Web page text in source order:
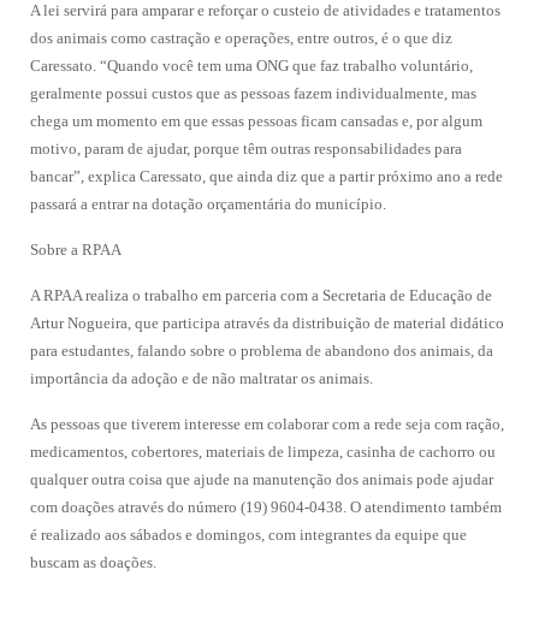
A lei servirá para amparar e reforçar o custeio de atividades e tratamentos
dos animais como castração e operações, entre outros, é o que diz
Caressato. “Quando você tem uma ONG que faz trabalho voluntário,
geralmente possui custos que as pessoas fazem individualmente, mas
chega um momento em que essas pessoas ficam cansadas e, por algum
motivo, param de ajudar, porque têm outras responsabilidades para
bancar”, explica Caressato, que ainda diz que a partir próximo ano a rede
passará a entrar na dotação orçamentária do município.
Sobre a RPAA
A RPAA realiza o trabalho em parceria com a Secretaria de Educação de
Artur Nogueira, que participa através da distribuição de material didático
para estudantes, falando sobre o problema de abandono dos animais, da
importância da adoção e de não maltratar os animais.
As pessoas que tiverem interesse em colaborar com a rede seja com ração,
medicamentos, cobertores, materiais de limpeza, casinha de cachorro ou
qualquer outra coisa que ajude na manutenção dos animais pode ajudar
com doações através do número (19) 9604-0438. O atendimento também
é realizado aos sábados e domingos, com integrantes da equipe que
buscam as doações.